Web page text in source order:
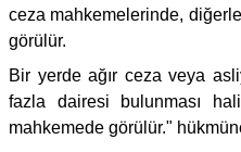
ceza mahkemelerinde,
görülür.
Bir yerde ağır ceza veya
fazla dairesi bulunması
mahkemede görülür."